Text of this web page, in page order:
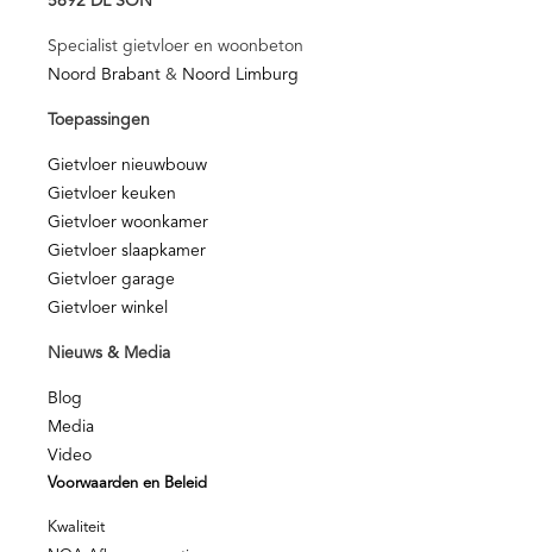
Specialist gietvloer en woonbeton
Noord Brabant & Noord Limburg
Toepassingen
Gietvloer nieuwbouw
Gietvloer keuken
Gietvloer woonkamer
Gietvloer slaapkamer
Gietvloer garage
Gietvloer winkel
Nieuws & Media
Blog
Media
Video
Voorwaarden en Beleid
Kwaliteit